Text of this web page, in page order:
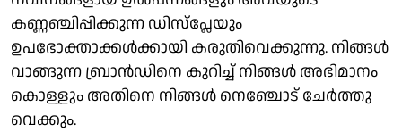
കണ്ണഞ്ചിപ്പിക്കുന്ന ഡിസ്‌പ്ലേയും
ഉപഭോക്താക്കള്‍ക്കായി കരുതിവെക്കുന്നു. നിങ്ങള്‍
വാങ്ങുന്ന ബ്രാന്‍ഡിനെ കുറിച്ച് നിങ്ങള്‍ അഭിമാനം
കൊള്ളും അതിനെ നിങ്ങള്‍ നെഞ്ചോട് ചേര്‍ത്തു
വെക്കും.